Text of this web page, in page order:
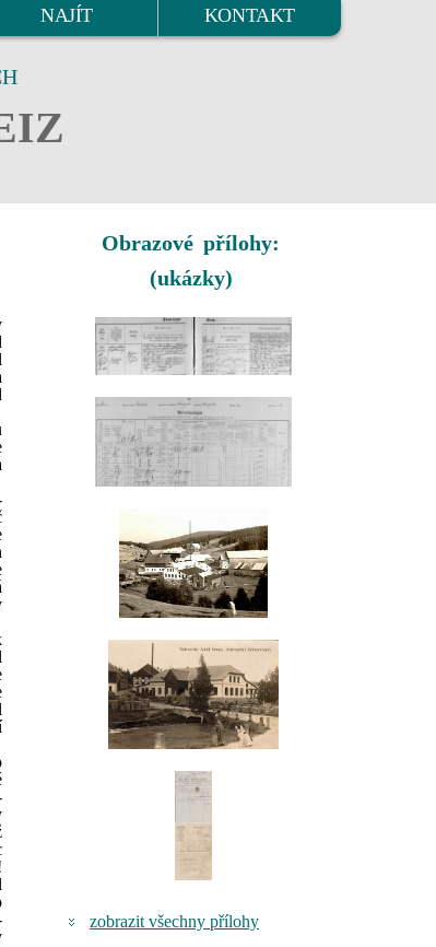
NAJÍT KONTAKT
Obrazové přílohy:
(ukázky)
zobrazit všechny přílohy